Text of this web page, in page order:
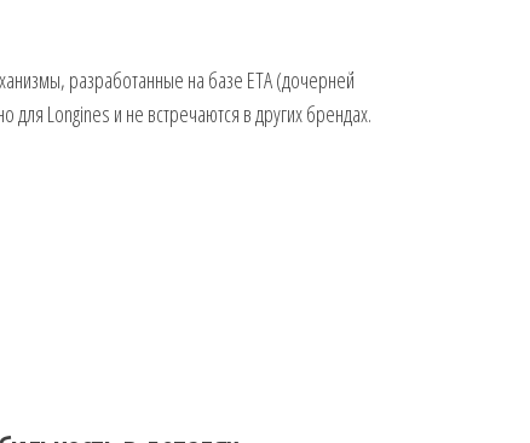
разработанные на базе ETA (дочерней
Longines и не встречаются в других брендах.